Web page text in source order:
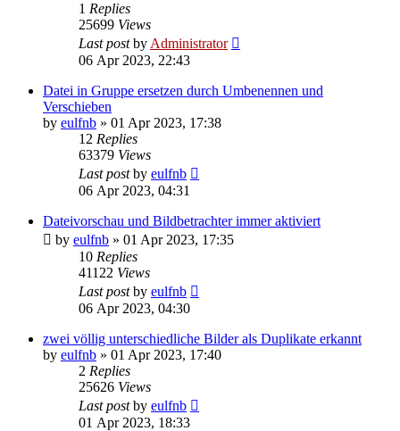
1 Replies
25699 Views
Last postby Administrator
06 Apr 2023, 22:43
Datei in Gruppe ersetzen durch Umbenennen und
Verschieben
by eulfnb » 01 Apr 2023, 17:38
12 Replies
63379 Views
Last postby eulfnb
06 Apr 2023, 04:31
Dateivorschau und Bildbetrachter immer aktiviert
by eulfnb » 01 Apr 2023, 17:35
10 Replies
41122 Views
Last postby eulfnb
06 Apr 2023, 04:30
zwei völlig unterschiedliche Bilder als Duplikate erkannt
by eulfnb » 01 Apr 2023, 17:40
2 Replies
25626 Views
Last postby eulfnb
01 Apr 2023, 18:33